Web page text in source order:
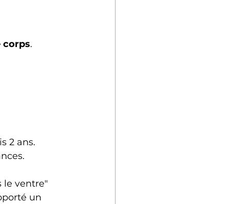
corps.
2 ans.
le ventre"
un